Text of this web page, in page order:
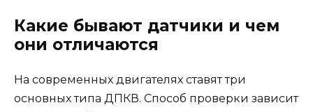
Какие бывают датчики и чем
они отличаются
На современных двигателях ставят три
основных типа ДПКВ. Способ проверки зависит